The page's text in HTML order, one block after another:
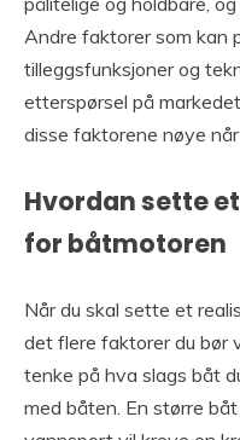
Andre faktorer som kan
tilleggsfunksjoner og
etterspørsel på
disse faktorene nøye
Hvordan sette
for båtmotoren
Når du skal sette et
det flere faktorer du bør
tenke på hva slags båt
med båten. En større